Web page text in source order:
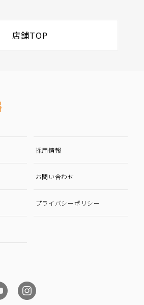
店舗TOP
採用情報
お問い合わせ
プライバシーポリシー